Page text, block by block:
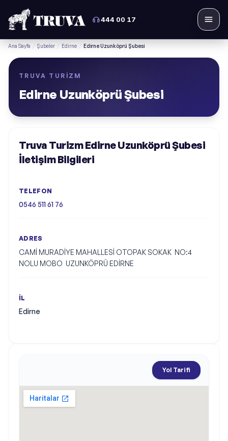
444 00 17
Ana Sayfa / Şubeler / Edirne / Edirne Uzunköprü Şubesi
TRUVA TURIZM
Edirne Uzunköprü Şubesi
Truva Turizm Edirne Uzunköprü Şubesi
İletişim Bilgileri
TELEFON
0546 511 61 76
ADRES
CAMİ MURADİYE MAHALLESİ OTOPAK SOKAK  NO:4
NOLU MOBO  UZUNKÖPRÜ EDİRNE
İL
Edirne
Yol Tarifi